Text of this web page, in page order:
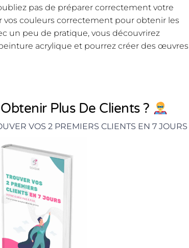
pas de préparer correctement votre
vos couleurs correctement pour obtenir les
un peu de pratique, vous découvrirez
acrylique et pourrez créer des œuvres
Plus De Clients ?
VOS 2 PREMIERS CLIENTS EN 7 JOURS